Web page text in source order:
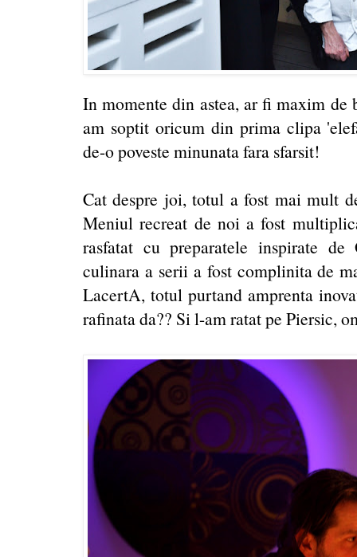
In momente din astea, ar fi maxim
am soptit oricum din prima clipa
de-o poveste minunata fara sfarsit!
Cat despre joi, totul a fost mai mult
Meniul recreat de noi a fost
rasfatat cu preparatele inspirate
culinara a serii a fost complinita de
LacertA, totul purtand amprenta
rafinata da?? Si l-am ratat pe Piersic,